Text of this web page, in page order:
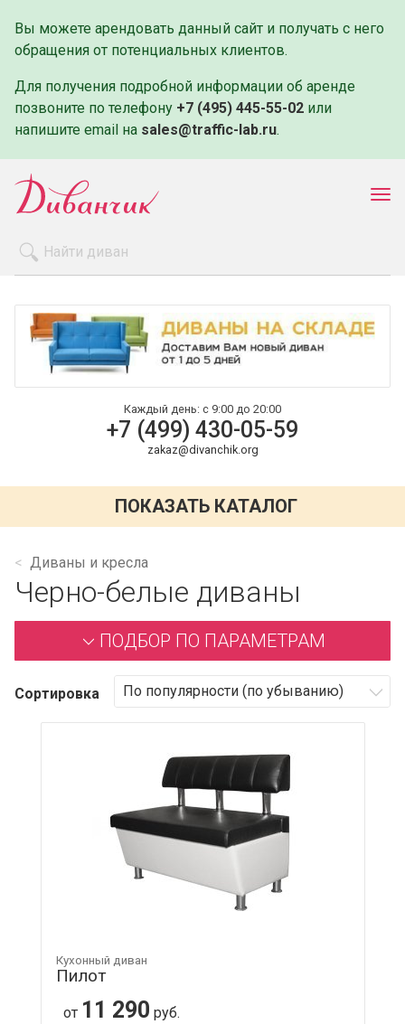
Вы можете арендовать данный сайт и получать с него
обращения от потенциальных клиентов.
Для получения подробной информации об аренде
позвоните по телефону +7 (495) 445-55-02 или
напишите email на sales@traffic-lab.ru.
Оплата и доставка
Контакты
Каждый день: с 9:00 до 20:00
+7 (499) 430-05-59
zakaz@divanchik.org
ПОКАЗАТЬ КАТАЛОГ
Диваны и кресла
Черно-белые диваны
ПОДБОР ПО ПАРАМЕТРАМ
Сортировка
Кухонный диван
Пилот
от 11 290 руб.